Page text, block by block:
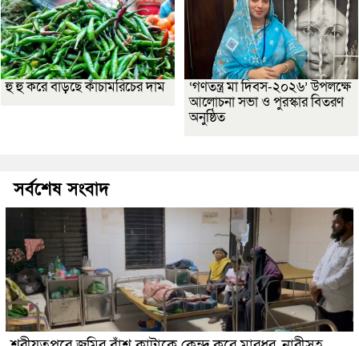
হু হু করে বাড়ছে কাঁচামরিচের দাম
‘গণতন্ত্র মা দিবস-২০২৬’ উপলক্ষে
আলোচনা সভা ও পুরস্কার বিতরণ
অনুষ্ঠিত
সর্বশেষ সংবাদ